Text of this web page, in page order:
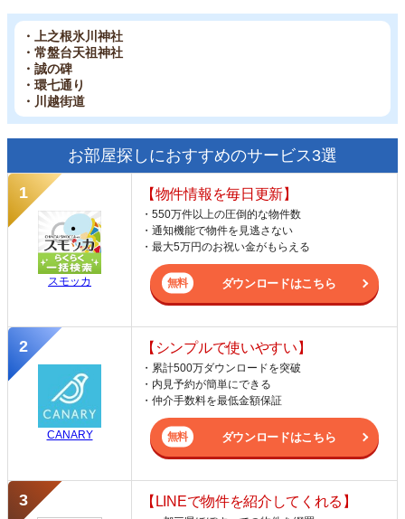
・上之根氷川神社
・常盤台天祖神社
・誠の碑
・環七通り
・川越街道
お部屋探しにおすすめのサービス3選
スモッカ
【物件情報を毎日更新】
・550万件以上の圧倒的な物件数
・通知機能で物件を見逃さない
・最大5万円のお祝い金がもらえる
ダウンロードはこちら
CANARY
【シンプルで使いやすい】
・累計500万ダウンロードを突破
・内見予約が簡単にできる
・仲介手数料を最低金額保証
ダウンロードはこちら
【LINEで物件を紹介してくれる】